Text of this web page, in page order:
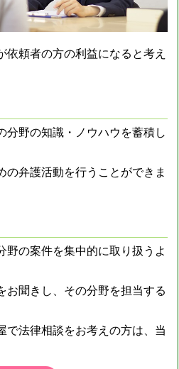
頼者の方の利益になると考え
分野の知識・ノウハウを蓄積し
弁護活動を行うことができま
野の案件を集中的に取り扱うよ
お聞きし、その分野を担当する
で法律相談をお考えの方は、当